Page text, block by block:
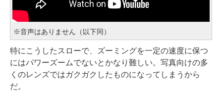
※音声はありません（以下同）
特にこうしたスローで、ズーミングを一定の速度に保つ
にはパワーズームでないとかなり難しい。写真向けの多
くのレンズではガクガクしたものになってしまうから
だ。